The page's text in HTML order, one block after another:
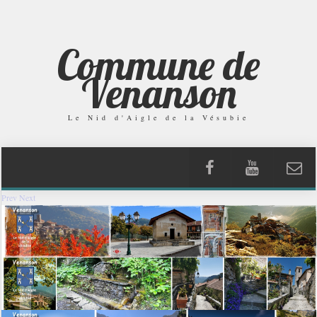
Commune de
Venanson
Le Nid d'Aigle de la Vésubie
Prev Next